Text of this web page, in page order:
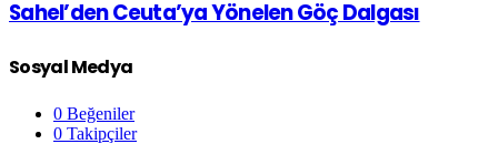
Sahel’den Ceuta’ya Yönelen Göç Dalgası
Sosyal Medya
0 Beğeniler
0 Takipçiler